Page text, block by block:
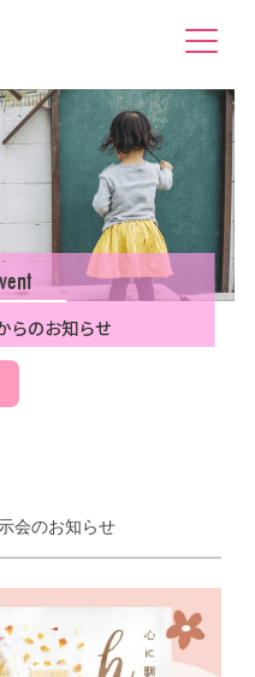
らのお知らせ
会のお知らせ